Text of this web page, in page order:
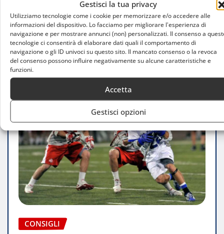
Gestisci la tua privacy
Utilizziamo tecnologie come i cookie per memorizzare e/o accedere alle
informazioni del dispositivo. Lo facciamo per migliorare l'esperienza di
navigazione e per mostrare annunci (non) personalizzati. Il consenso a
tecnologie ci consentirà di elaborare dati quali il comportamento di
navigazione o gli ID univoci su questo sito. Il mancato consenso o la revoca
del consenso possono influire negativamente su alcune caratteristiche e
funzioni.
Accetta
Gestisci opzioni
sport di nicchia a disciplina emergente…
LEGGI TUTTO
CONSIGLI